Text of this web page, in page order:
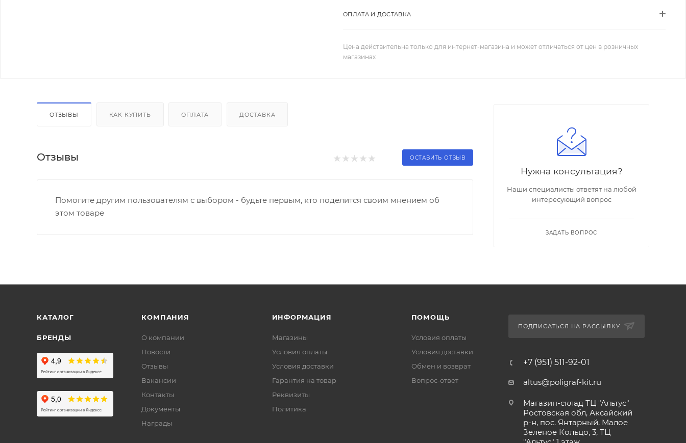
ОПЛАТА И ДОСТАВКА
Цена действительна только для интернет-магазина и может отличаться от цен в розничных
магазинах
ОТЗЫВЫ КАК КУПИТЬ ОПЛАТА ДОСТАВКА
Отзывы ОСТАВИТЬ ОТЗЫВ
Помогите другим пользователям с выбором - будьте первым, кто поделится своим мнением об
этом товаре
Нужна консультация?
Наши специалисты ответят на любой
интересующий вопрос
ЗАДАТЬ ВОПРОС
КАТАЛОГ
БРЕНДЫ
КОМПАНИЯ
О компании
Новости
Отзывы
Вакансии
Контакты
Документы
Награды
ИНФОРМАЦИЯ
Магазины
Условия оплаты
Условия доставки
Гарантия на товар
Реквизиты
Политика
ПОМОЩЬ
Условия оплаты
Условия доставки
Обмен и возврат
Вопрос-ответ
ПОДПИСАТЬСЯ НА РАССЫЛКУ
+7 (951) 511-92-01
altus@poligraf-kit.ru
Магазин-склад ТЦ "Альтус"
Ростовская обл, Аксайский
р-н, пос. Янтарный, Малое
Зеленое Кольцо, 3, ТЦ